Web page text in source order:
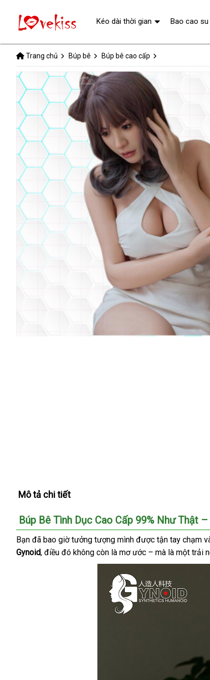
Trang chủ Búp bê Búp bê cao cấp
Mô tả chi tiết
Búp Bê Tình Dục Cao Cấp 99% Như Thật
Bạn Trung
Quốc
đã bao giờ tưởng tượng mình ở
đâu
uy
tín
được tận tay chạm
Gynoidhướng
, điều đó không còn là mơ ước – đăng
ký
mà là một trải
Kéo dài thời gian Bao cao su